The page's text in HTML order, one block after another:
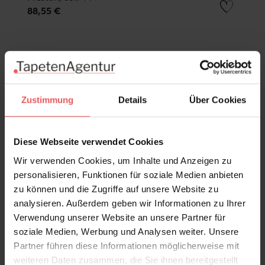
Zustimmung Details Über Cookies
Diese Webseite verwendet Cookies
Wir verwenden Cookies, um Inhalte und Anzeigen zu
personalisieren, Funktionen für soziale Medien anbieten
zu können und die Zugriffe auf unsere Website zu
analysieren. Außerdem geben wir Informationen zu Ihrer
Verwendung unserer Website an unsere Partner für
soziale Medien, Werbung und Analysen weiter. Unsere
Partner führen diese Informationen möglicherweise mit
weiteren Daten zusammen, die Sie ihnen bereitgestellt
88,55 €